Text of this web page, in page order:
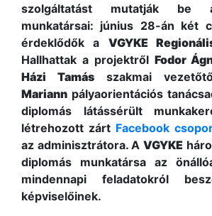
szolgáltatást mutatják be
munkatársai: június 28-án két
érdeklődők a VGYKE
Hallhattak a projektről Fodor
Házi Tamás szakmai
Mariann pályaorientációs
diplomás látássérült
létrehozott zárt Facebook
az adminisztrátora. A VGYKE
diplomás munkatársa az
mindennapi feladatokról
képviselőinek.